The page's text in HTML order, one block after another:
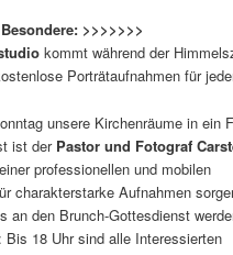
>>>>>>>
kommt während der
Porträtaufnahmen für
unsere Kirchenräume in ein
ist der Pastor und Fotograf
professionellen und mobilen
charakterstarke Aufnahmen
an den Brunch-Gottesdienst
Bis 18 Uhr sind alle Interessierten